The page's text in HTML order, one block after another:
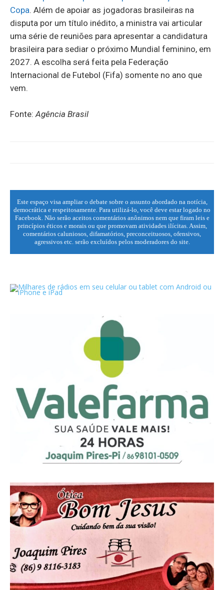
Copa. Além de apoiar as jogadoras brasileiras na
disputa por um título inédito, a ministra vai articular
uma série de reuniões para apresentar a candidatura
brasileira para sediar o próximo Mundial feminino, em
2027. A escolha será feita pela Federação
Internacional de Futebol (Fifa) somente no ano que
vem.
Fonte: Agência Brasil
Este espaço visa ampliar o debate sobre o assunto abordado na notícia,
democrática e respeitosamente. Para utilizá-lo, você deve estar logado no
Facebook. Não serão aceitos comentários anônimos nem que firam leis e
princípios éticos e morais ou que promovam atividades ilícitas. Assim,
comentários caluniosos, difamatórios, preconceituosos, ofensivos,
agressivos etc. serão excluídos pelos moderadores do site.